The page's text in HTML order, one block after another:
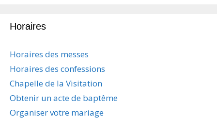
g
i
o
n
e
s
Horaires
Horaires des messes
Horaires des confessions
Chapelle de la Visitation
Obtenir un acte de baptême
Organiser votre mariage